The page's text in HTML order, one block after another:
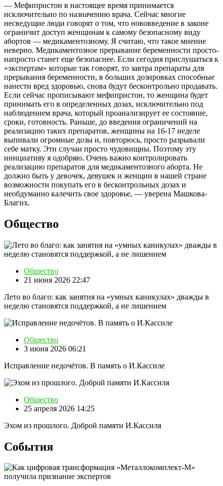
— Мефипристон в настоящее время принимается
исключительно по назначению врача. Сейчас многие
несведущие люди говорят о том, что нововведение в законе
ограничит доступ женщинам к самому безопасному виду
абортов — медикаментозному. Я считаю, что такое мнение
неверно. Медикаментозное прерывание беременности просто-
напросто станет еще безопаснее. Если сегодня прислушаться к
«экспертам» которые так говорят, то завтра препараты для
прерывания беременности, в больших дозировках способные
нанести вред здоровью, снова будут бесконтрольно продавать.
Если сейчас прописывают мефипристон, то женщина будет
принимать его в определенных дозах, исключительно под
наблюдением врача, который проанализирует ее состояние,
сроки, готовность. Раньше, до введения ограничений на
реализацию таких препаратов, женщины на 16-17 неделе
выпивали огромные дозы и, повторюсь, просто разрывали
себе матку. Эти случаи просто чудовищны. Поэтому эту
инициативу я одобряю. Очень важно контролировать
реализацию препаратов для медикаментозного аборта. Не
должно быть у девочек, девушек и женщин в нашей стране
возможности покупать его в бесконтрольных дозах и
необдуманно калечить свое здоровье, — уверена Машкова-
Благих.
Общество
Общество
21 июня 2026 22:47
Лето во благо: как занятия на «умных каникулах» дважды в
неделю становятся поддержкой, а не лишением
Общество
3 июня 2026 06:21
Исправление недочётов. В память о И.Кассиле
Общество
25 апреля 2026 14:25
Эхом из прошлого. Доброй памяти И.Кассиля
События